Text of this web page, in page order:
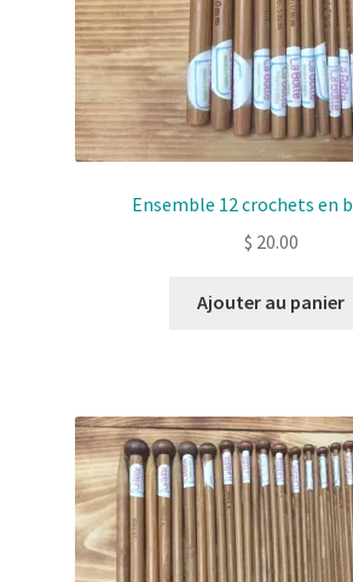
Ensemble 12 crochets en
$ 20.00
Ajouter au panier